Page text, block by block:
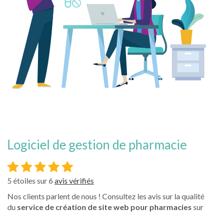
logiciel de gestion de pharmacie
5 étoiles sur6 avis vérifiés
Nos clients parlent de nous ! Consultez les avis sur la qualité
du service de création de site web pour pharmacies sur